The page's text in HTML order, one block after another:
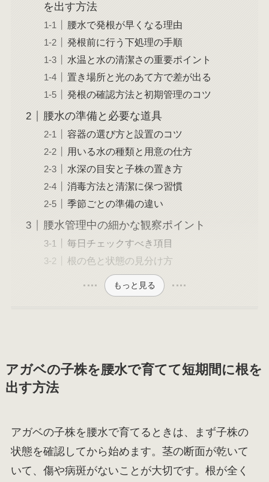
を出す方法
腰水で発根が早くなる理由
発根前に行う下処理の手順
水温と水の清潔さの重要ポイント
置き場所と光のあて方で差が出る
発根の確認方法と初期管理のコツ
腰水の準備と必要な道具
容器の選び方と設置のコツ
用いる水の種類と用意の仕方
水深の目安と子株の置き方
消毒方法と清潔に保つ習慣
季節ごとの準備の違い
腰水管理中の細かな観察ポイント
毎日チェックすべき項目
根の色と状態の見分け方
もっと見る
アガベの子株を腰水で育てて短期間に根を
出す方法
アガベの子株を腰水で育てるときは、まず子株の
状態を確認してから始めます。茎の断面が乾いて
いて、傷や病斑がないことが大切です。根が全く